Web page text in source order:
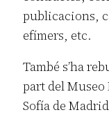
publicacions,
efímers, etc.
També s’ha
part del
Sofía de